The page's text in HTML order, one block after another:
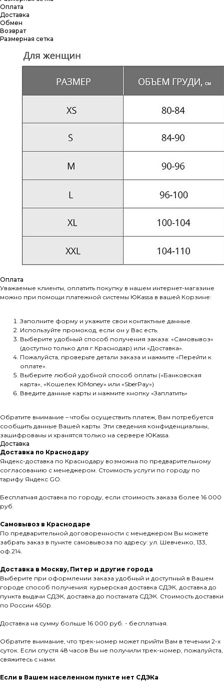
Оплата
Доставка
Обмен
Возврат
Размерная сетка
Оплата
Уважаемые клиенты, оплатить покупку в нашем интернет-магазине
можно при помощи платежной системы ЮKassа в вашей Корзине:
Заполните форму и укажите свои контактные данные.
Используйте промокод, если он у Вас есть.
Выберите удобный способ получения заказа: «Самовывоз»
(доступно только для г.Краснодар) или «Доставка».
Пожалуйста, проверьте детали заказа и нажмите «Перейти к
оплате».
Выберите любой удобной способ оплаты («Банковская
карта», «Кошелек ЮMoney» или «SberPay»)
Введите данные карты и нажмите кнопку «Заплатить»
Обратите внимание – чтобы осуществить платеж, Вам потребуется
сообщить данные Вашей карты. Эти сведения конфиденциальны,
зашифрованы и хранятся только на сервере ЮKassа.
Доставка
Доставка по Краснодару
Яндекс-доставка по Краснодару возможна по предварительному
согласованию с менеджером. Стоимость услуги по городу по
тарифу Яндекс GO.
Бесплатная доставка по городу, если стоимость заказа более 16 000
руб.
Самовывоз в Краснодаре
По предварительной договоренности с менеджером Вы можете
забрать заказ в пункте самовывоза по адресу: ул. Шевченко, 133,
оф.214.
Доставка в Москву, Питер и другие города
Выберите при оформлении заказа удобный и доступный в Вашем
городе способ получения: курьерская доставка СДЭК, доставка до
пункта выдачи СДЭК, доставка до постамата СДЭК. Стоимость доставки
по России 450р.
Доставка на сумму больше 16 000 руб. - бесплатная.
Обратите внимание, что трек-номер может прийти Вам в течении 2-х
суток. Если спустя 48 часов Вы не получили трек-номер, пожалуйста,
свяжитесь с нами.
Если в Вашем населенном пункте нет СДЭКа